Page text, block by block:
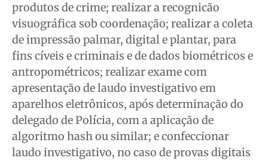
produtos de crime; realizar a recognicão
visuográfica sob coordenação; realizar a coleta
de impressão palmar, digital e plantar, para
fins cíveis e criminais e de dados biométricos e
antropométricos; realizar exame com
apresentação de laudo investigativo em
aparelhos eletrônicos, após determinação do
delegado de Polícia, com a aplicação de
algoritmo hash ou similar; e confeccionar
laudo investigativo, no caso de provas digitais